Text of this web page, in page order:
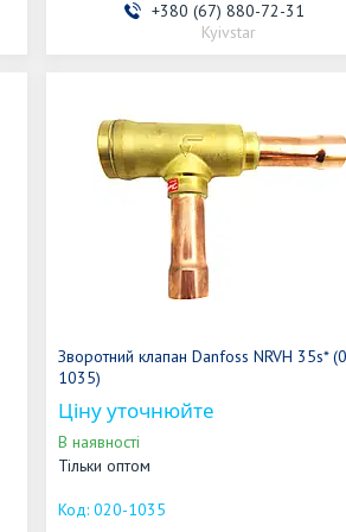
+380 (67) 880-72-31
Kyivstar
Зворотний клапан Danfoss NRVH 35s*
1035)
Ціну уточнюйте
В наявності
Тільки оптом
020-1035